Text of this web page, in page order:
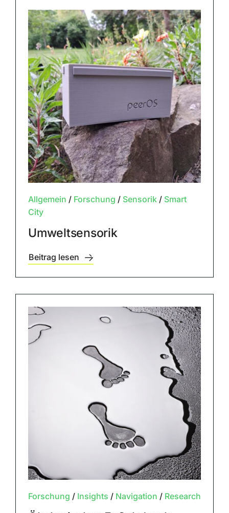
Allgemein / Forschung / Sensorik/ Smart
City
Umweltsensorik
Beitrag lesen
Forschung / Insights / Navigation / Research